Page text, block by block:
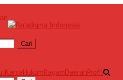
KarsaHukumRagamDaerahProfil